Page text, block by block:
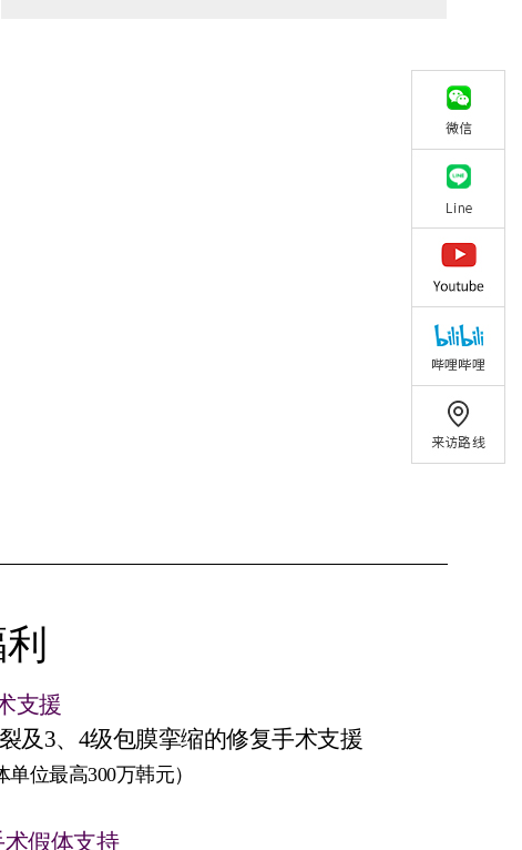
支援
及3、4级包膜挛缩的修复手术支援
位最高300万韩元）
假体支持